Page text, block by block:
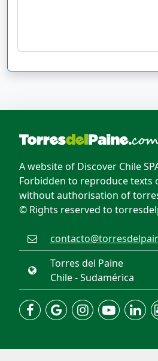
A website of Discover Chile
Forbidden to reproduce texts
without authorisation of
© Rights reserved to
Torres del Paine
Chile - Sudamérica